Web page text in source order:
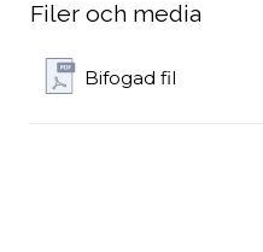
Filer och media
Bifogad fil